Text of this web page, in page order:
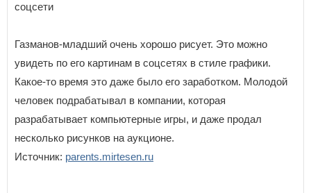
соцсети
Газманов-младший очень хорошо рисует. Это можно
увидеть по его картинам в соцсетях в стиле графики.
Какое-то время это даже было его заработком. Молодой
человек подрабатывал в компании, которая
разрабатывает компьютерные игры, и даже продал
несколько рисунков на аукционе.
Источник: parents.mirtesen.ru